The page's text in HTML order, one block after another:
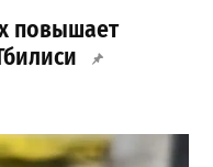
повышает